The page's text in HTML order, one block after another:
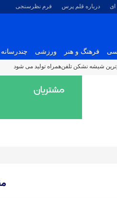
ای درباره قلم پرس فرم نظرسنجی
فرهنگ و هنر ورزشی
شیشه ‌نشکن تلفن‌همراه تولید می شود